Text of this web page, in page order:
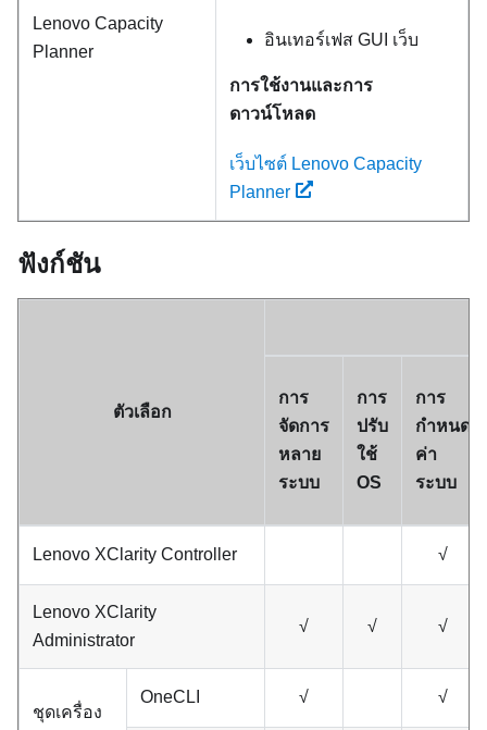
Lenovo Capacity
Planner
อินเทอร์เฟส GUI เว็บ
การใช้งานและการ
ดาวน์โหลด
เว็บไซต์ Lenovo Capacity
Planner
ฟังก์ชัน
ตัวเลือก
การ
จัดการ
หลาย
ระบบ
การ
ปรับ
ใช้
OS
การ
กำหนด
ค่า
ระบบ
Lenovo XClarity Controller √
Lenovo XClarity
Administrator
√ √ √
ชุดเครื่อง
OneCLI √ √